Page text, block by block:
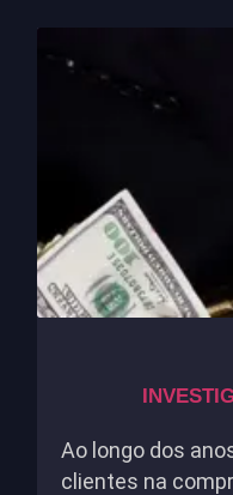
Ao longo dos
clientes na